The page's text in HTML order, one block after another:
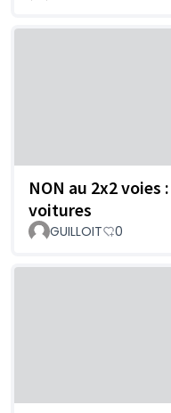
NON au 2x2 voies
voitures
GUILLOIT 0